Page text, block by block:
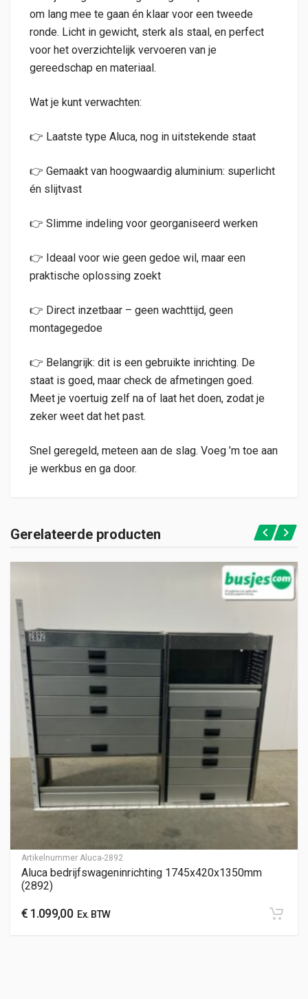
om lang mee te gaan én klaar voor een tweede
ronde. Licht in gewicht, sterk als staal, en perfect
voor het overzichtelijk vervoeren van je
gereedschap en materiaal.
Wat je kunt verwachten:
👉 Laatste type Aluca, nog in uitstekende staat
👉 Gemaakt van hoogwaardig aluminium: superlicht
én slijtvast
👉 Slimme indeling voor georganiseerd werken
👉 Ideaal voor wie geen gedoe wil, maar een
praktische oplossing zoekt
👉 Direct inzetbaar – geen wachttijd, geen
montagegedoe
👉 Belangrijk: dit is een gebruikte inrichting. De
staat is goed, maar check de afmetingen goed.
Meet je voertuig zelf na of laat het doen, zodat je
zeker weet dat het past.
Snel geregeld, meteen aan de slag. Voeg ’m toe aan
je werkbus en ga door.
Gerelateerde producten
Artikelnummer Aluca-2892
Aluca bedrijfswageninrichting 1745x420x1350mm
(2892)
€ 1.099,00Ex. BTW